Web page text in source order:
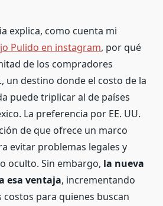
explica, como cuenta mi
Pulido en instagram, por qué
de los compradores
un destino donde el costo de la
puede triplicar al de países
La preferencia por EE. UU.
de que ofrece un marco
evitar problemas legales y
oculto. Sin embargo, la nueva
esa ventaja, incrementando
costos para quienes buscan